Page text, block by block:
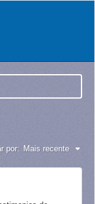
por: Mais recente